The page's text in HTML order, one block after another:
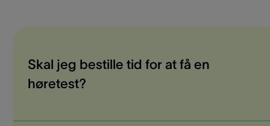
Skal jeg bestille tid for at få en
høretest?